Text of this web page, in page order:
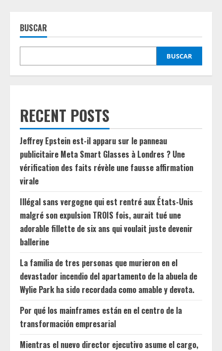
BUSCAR
BUSCAR
RECENT POSTS
Jeffrey Epstein est-il apparu sur le panneau
publicitaire Meta Smart Glasses à Londres ? Une
vérification des faits révèle une fausse affirmation
virale
Illégal sans vergogne qui est rentré aux États-Unis
malgré son expulsion TROIS fois, aurait tué une
adorable fillette de six ans qui voulait juste devenir
ballerine
La familia de tres personas que murieron en el
devastador incendio del apartamento de la abuela de
Wylie Park ha sido recordada como amable y devota.
Por qué los mainframes están en el centro de la
transformación empresarial
Mientras el nuevo director ejecutivo asume el cargo,